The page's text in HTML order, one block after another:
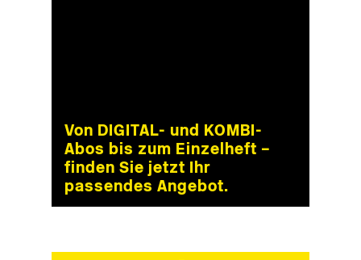
Von DIGITAL- und KOMBI-
Abos bis zum Einzelheft –
finden Sie jetzt Ihr
passendes Angebot.